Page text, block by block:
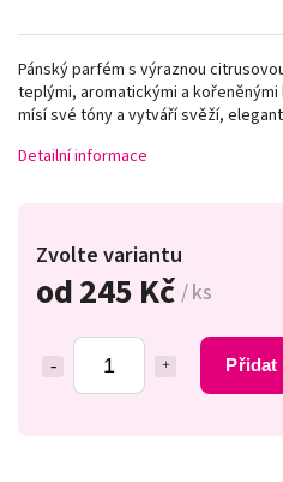
od245 Kč / ks
Přidat
Zvolte variantu
Pánský parfém s výraznou
teplými, aromatickými a
mísí své tóny a vytváří svěží,
Detailní informace